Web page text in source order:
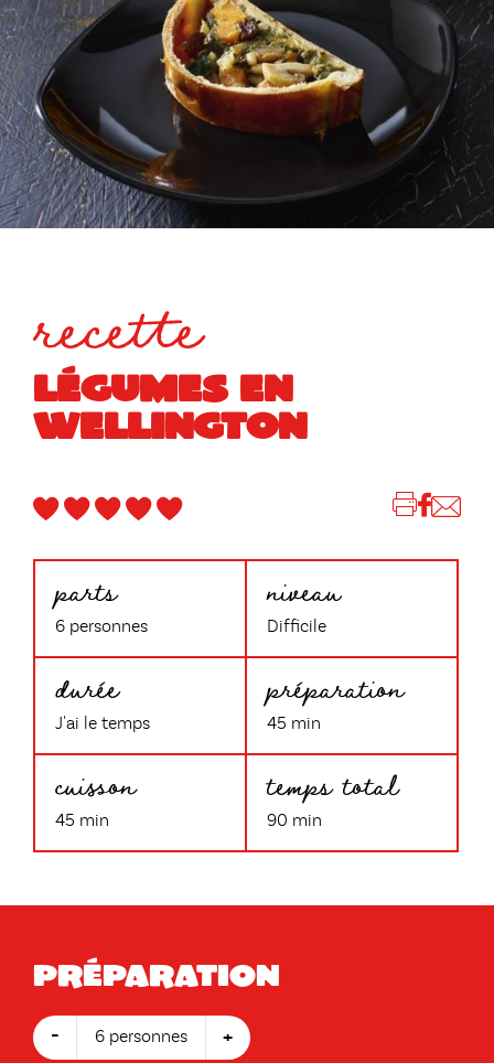
recette
LÉGUMES EN
WELLINGTON
parts
6 personnes
niveau
Difficile
durée
J'ai le temps
préparation
45 min
cuisson
45 min
temps total
90 min
Préparation
- 6 personnes +